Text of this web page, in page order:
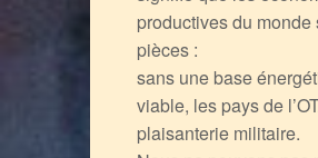
productives du monde
pièces :
sans une base
viable, les pays de
plaisanterie militaire.